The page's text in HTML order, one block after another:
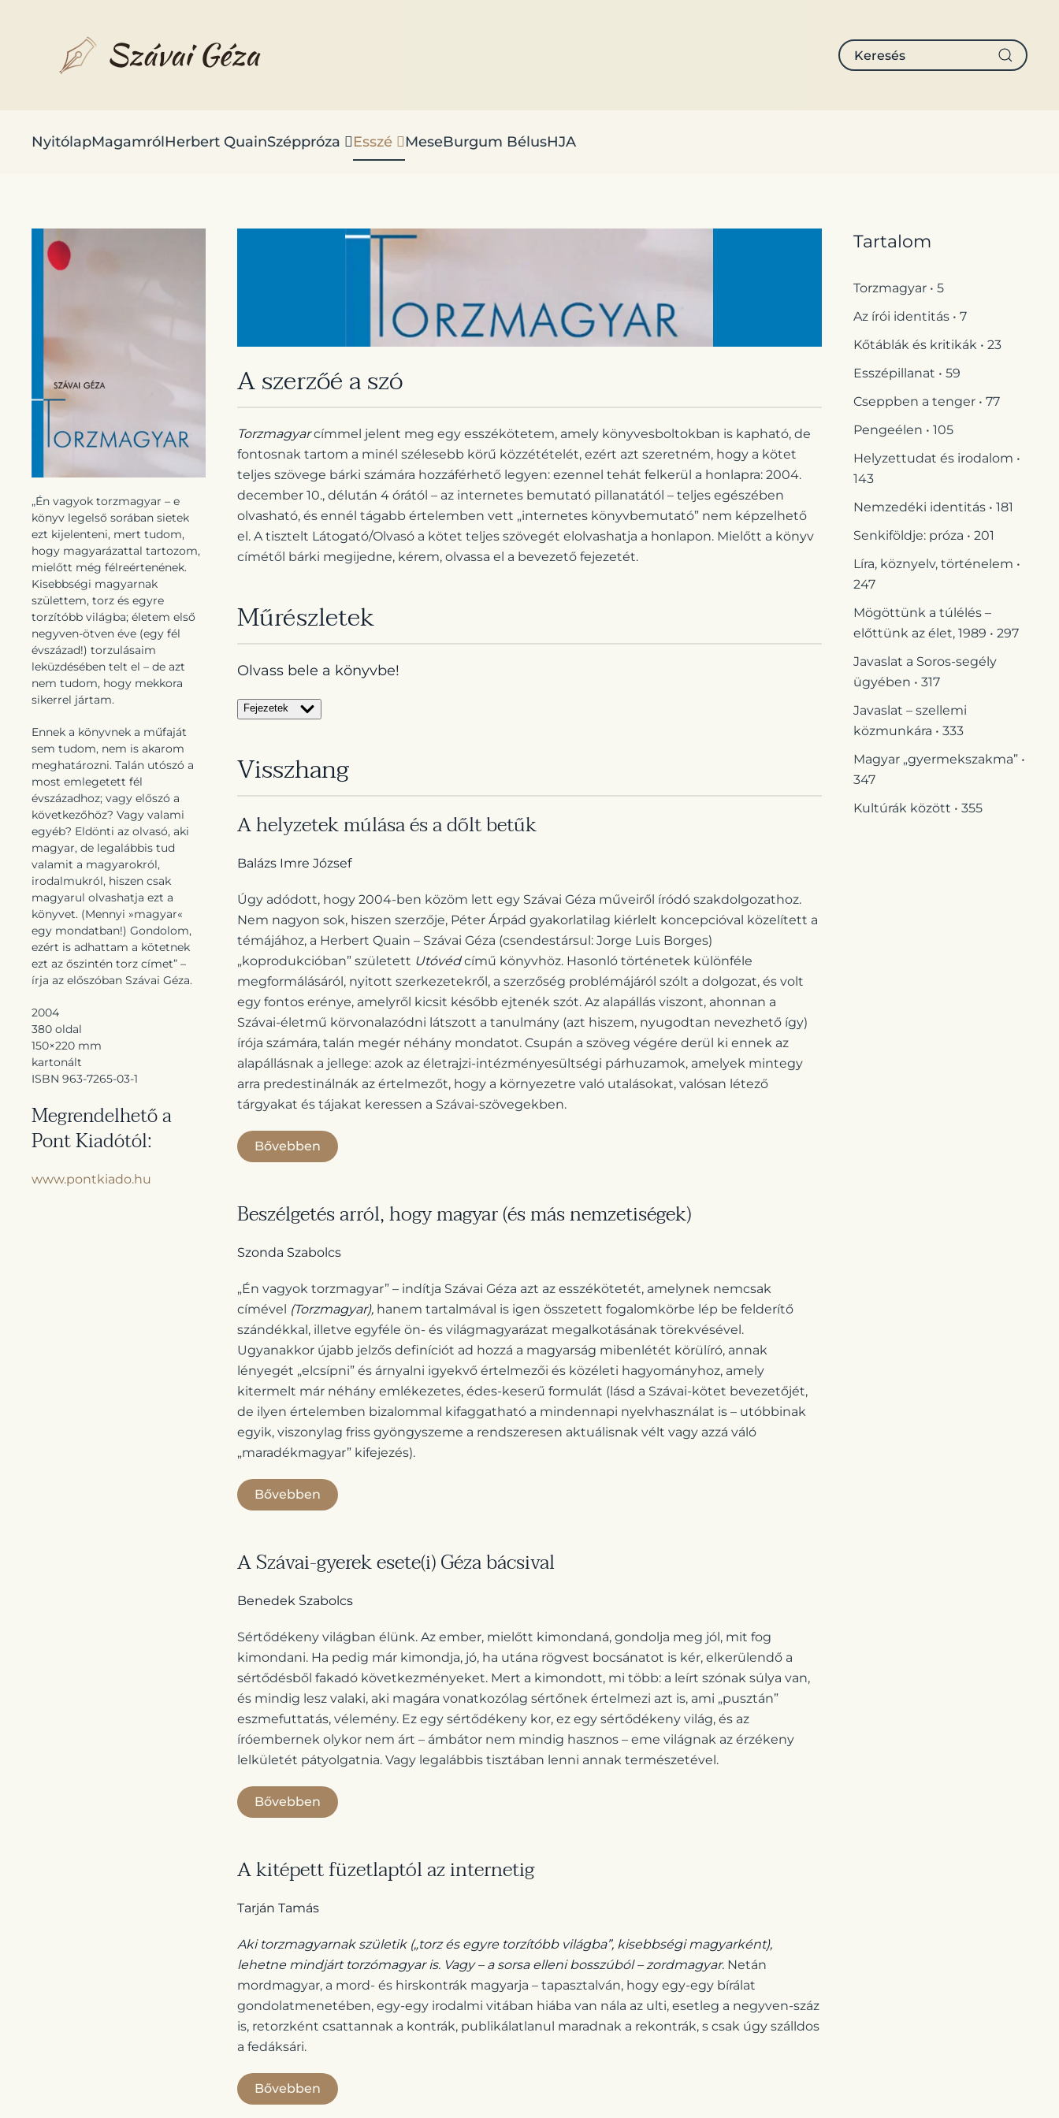
Fő tartalom átugrása
NyitólapMagamrólHerbert QuainSzéppróza Esszé MeseBurgum BélusHJA
„Én vagyok torzmagyar – e
könyv legelső sorában sietek
ezt kijelenteni, mert tudom,
hogy magyarázattal tartozom,
mielőtt még félreértenének.
Kisebbségi magyarnak
születtem, torz és egyre
torzítóbb világba; életem első
negyven-ötven éve (egy fél
évszázad!) torzulásaim
leküzdésében telt el – de azt
nem tudom, hogy mekkora
sikerrel jártam.
Ennek a könyvnek a műfaját
sem tudom, nem is akarom
meghatározni. Talán utószó a
most emlegetett fél
évszázadhoz; vagy előszó a
következőhöz? Vagy valami
egyéb? Eldönti az olvasó, aki
magyar, de legalábbis tud
valamit a magyarokról,
irodalmukról, hiszen csak
magyarul olvashatja ezt a
könyvet. (Mennyi »magyar«
egy mondatban!) Gondolom,
ezért is adhattam a kötetnek
ezt az őszintén torz címet” –
írja az előszóban Szávai Géza.
2004
380 oldal
150×220 mm
kartonált
ISBN 963-7265-03-1
Megrendelhető a
Pont Kiadótól:
www.pontkiado.hu
A szerzőé a szó
Torzmagyarcímmel jelent meg egy esszékötetem, amely könyvesboltokban is kapható, de
fontosnak tartom a minél szélesebb körű közzétételét, ezért azt szeretném, hogy a kötet
teljes szövege bárki számára hozzáférhető legyen: ezennel tehát felkerül a honlapra: 2004.
december 10., délután 4 órától – az internetes bemutató pillanatától – teljes egészében
olvasható, és ennél tágabb értelemben vett „internetes könyvbemutató” nem képzelhető
el. A tisztelt Látogató/Olvasó a kötet teljes szövegét elolvashatja a honlapon. Mielőtt a könyv
címétől bárki megijedne, kérem, olvassa el a bevezető fejezetét.
Műrészletek
Olvass bele a könyvbe!
Fejezetek
Visszhang
A helyzetek múlása és a dőlt betűk
Balázs Imre József
Úgy adódott, hogy 2004-ben közöm lett egy Szávai Géza műveiről íródó szakdolgozathoz.
Nem nagyon sok, hiszen szerzője, Péter Árpád gyakorlatilag kiérlelt koncepcióval közelített a
témájához, a Herbert Quain – Szávai Géza (csendestársul: Jorge Luis Borges)
„koprodukcióban” született Utóvédcímű könyvhöz. Hasonló történetek különféle
megformálásáról, nyitott szerkezetekről, a szerzőség problémájáról szólt a dolgozat, és volt
egy fontos erénye, amelyről kicsit később ejtenék szót. Az alapállás viszont, ahonnan a
Szávai-életmű körvonalazódni látszott a tanulmány (azt hiszem, nyugodtan nevezhető így)
írója számára, talán megér néhány mondatot. Csupán a szöveg végére derül ki ennek az
alapállásnak a jellege: azok az életrajzi-intézményesültségi párhuzamok, amelyek mintegy
arra predestinálnák az értelmezőt, hogy a környezetre való utalásokat, valósan létező
tárgyakat és tájakat keressen a Szávai-szövegekben.
Bővebben
Beszélgetés arról, hogy magyar (és más nemzetiségek)
Szonda Szabolcs
„Én vagyok torzmagyar” – indítja Szávai Géza azt az esszékötetét, amelynek nemcsak
címével (Torzmagyar),hanem tartalmával is igen összetett fogalomkörbe lép be felderítő
szándékkal, illetve egyféle ön- és világmagyarázat megalkotásának törekvésével.
Ugyanakkor újabb jelzős definíciót ad hozzá a magyarság mibenlétét körülíró, annak
lényegét „elcsípni” és árnyalni igyekvő értelmezői és közéleti hagyományhoz, amely
kitermelt már néhány emlékezetes, édes-keserű formulát (lásd a Szávai-kötet bevezetőjét,
de ilyen értelemben bizalommal kifaggatható a mindennapi nyelvhasználat is – utóbbinak
egyik, viszonylag friss gyöngyszeme a rendszeresen aktuálisnak vélt vagy azzá váló
„maradékmagyar” kifejezés).
Bővebben
A Szávai-gyerek esete(i) Géza bácsival
Benedek Szabolcs
Sértődékeny világban élünk. Az ember, mielőtt kimondaná, gondolja meg jól, mit fog
kimondani. Ha pedig már kimondja, jó, ha utána rögvest bocsánatot is kér, elkerülendő a
sértődésből fakadó következményeket. Mert a kimondott, mi több: a leírt szónak súlya van,
és mindig lesz valaki, aki magára vonatkozólag sértőnek értelmezi azt is, ami „pusztán”
eszmefuttatás, vélemény. Ez egy sértődékeny kor, ez egy sértődékeny világ, és az
íróembernek olykor nem árt – ámbátor nem mindig hasznos – eme világnak az érzékeny
lelkületét pátyolgatnia. Vagy legalábbis tisztában lenni annak természetével.
Bővebben
A kitépett füzetlaptól az internetig
Tarján Tamás
Aki torzmagyarnak születik („torz és egyre torzítóbb világba”, kisebbségi magyarként),
lehetne mindjárt torzómagyar is. Vagy – a sorsa elleni bosszúból – zordmagyar.Netán
mordmagyar, a mord- és hirskontrák magyarja – tapasztalván, hogy egy-egy bírálat
gondolatmenetében, egy-egy irodalmi vitában hiába van nála az ulti, esetleg a negyven-száz
is, retorzként csattannak a kontrák, publikálatlanul maradnak a rekontrák, s csak úgy szálldos
a fedáksári.
Bővebben
Tartalom
Torzmagyar • 5
Az írói identitás • 7
Kőtáblák és kritikák • 23
Esszépillanat • 59
Cseppben a tenger • 77
Pengeélen • 105
Helyzettudat és irodalom •
143
Nemzedéki identitás • 181
Senkiföldje: próza • 201
Líra, köznyelv, történelem •
247
Mögöttünk a túlélés –
előttünk az élet, 1989 • 297
Javaslat a Soros-segély
ügyében • 317
Javaslat – szellemi
közmunkára • 333
Magyar „gyermekszakma” •
347
Kultúrák között • 355